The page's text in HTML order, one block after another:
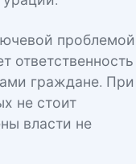
проблемой
ответственность
граждане. При
не стоит
власти не